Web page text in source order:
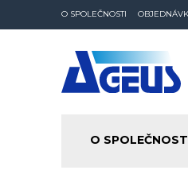
O SPOLEČNOSTI
O